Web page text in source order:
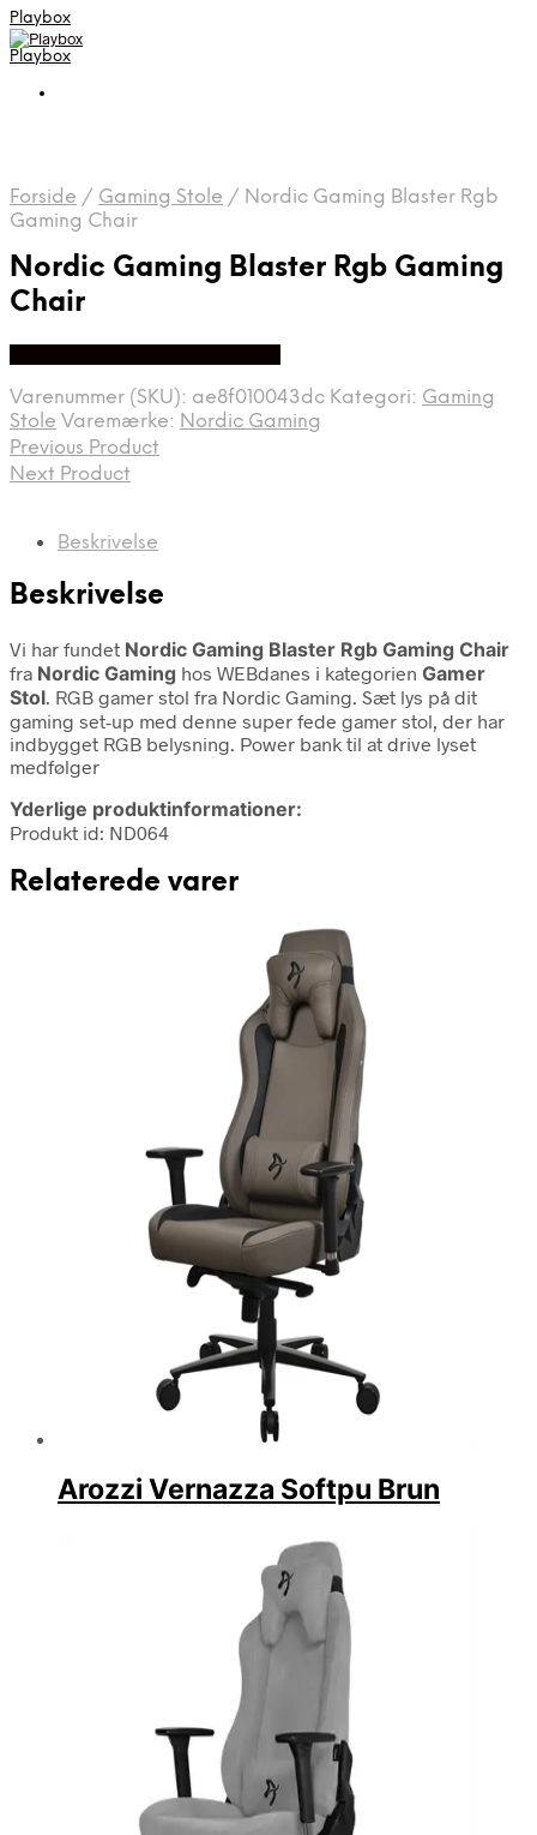
Playbox
Playbox
Forside / Gaming Stole / Nordic Gaming Blaster Rgb
Gaming Chair
Nordic Gaming Blaster Rgb Gaming
Chair
Varenummer (SKU): ae8f010043dc Kategori: Gaming
Stole Varemærke: Nordic Gaming
Previous Product
Next Product
Beskrivelse
Beskrivelse
Vi har fundet Nordic Gaming Blaster Rgb Gaming Chair
fra Nordic Gaming hos WEBdanes i kategorien Gamer
Stol. RGB gamer stol fra Nordic Gaming. Sæt lys på dit
gaming set-up med denne super fede gamer stol, der har
indbygget RGB belysning. Power bank til at drive lyset
medfølger
Yderlige produktinformationer:
Produkt id: ND064
Relaterede varer
Arozzi Vernazza Softpu Brun